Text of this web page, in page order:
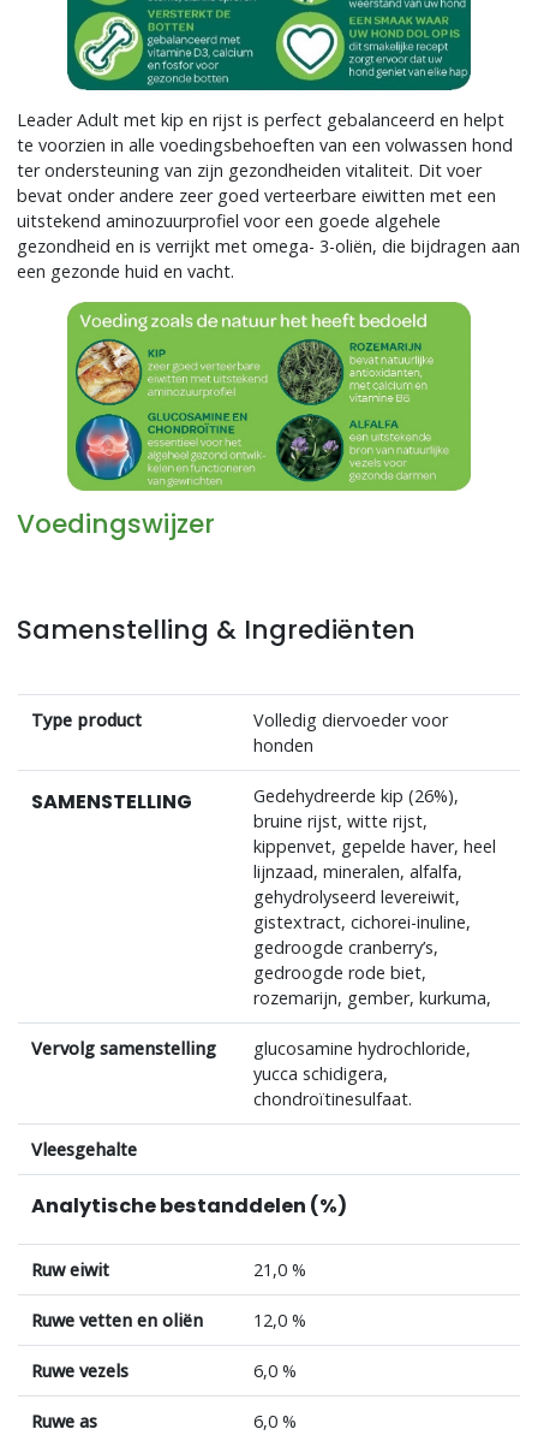
Leader Adult met kip en rijst is perfect gebalanceerd en helpt
te voorzien in alle voedingsbehoeften van een volwassen hond
ter ondersteuning van zijn gezondheiden vitaliteit. Dit voer
bevat onder andere zeer goed verteerbare eiwitten met een
uitstekend aminozuurprofiel voor een goede algehele
gezondheid en is verrijkt met omega- 3-oliën, die bijdragen aan
een gezonde huid en vacht.
Voedingswijzer
Samenstelling & Ingrediënten
Type product
Volledig diervoeder voor
honden
SAMENSTELLING
Gedehydreerde kip (26%),
bruine rijst, witte rijst,
kippenvet, gepelde haver, heel
lijnzaad, mineralen, alfalfa,
gehydrolyseerd levereiwit,
gistextract, cichorei-inuline,
gedroogde cranberry’s,
gedroogde rode biet,
rozemarijn, gember, kurkuma,
Vervolg samenstelling
glucosamine hydrochloride,
yucca schidigera,
chondroïtinesulfaat.
Vleesgehalte
Analytische bestanddelen (%)
Ruw eiwit 21,0 %
Ruwe vetten en oliën 12,0 %
Ruwe vezels 6,0 %
Ruwe as 6,0 %